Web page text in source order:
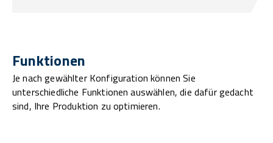
Funktionen
Je nach gewählter Konfiguration können Sie
unterschiedliche Funktionen auswählen, die dafür gedacht
sind, Ihre Produktion zu optimieren.